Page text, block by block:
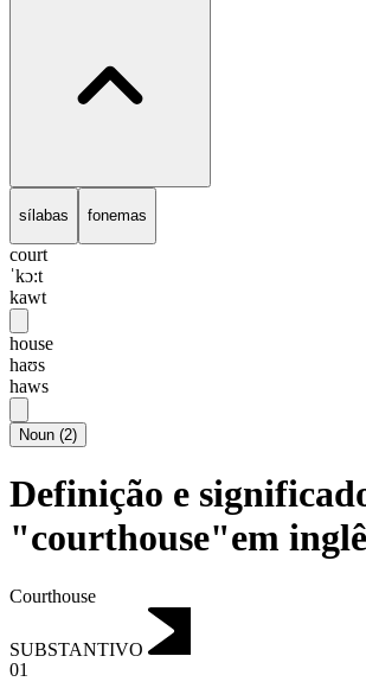
sílabas fonemas
court
ˈkɔ:t
kawt
house
haʊs
haws
Noun (2)
Definição e
"courthouse"em
Courthouse
SUBSTANTIVO
01